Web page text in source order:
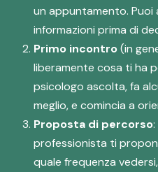
un appuntamento. Puoi
informazioni prima di
Primo incontro(in
liberamente cosa ti ha
psicologo ascolta, fa
meglio, e comincia a
Proposta di percorso
professionista ti
quale frequenza